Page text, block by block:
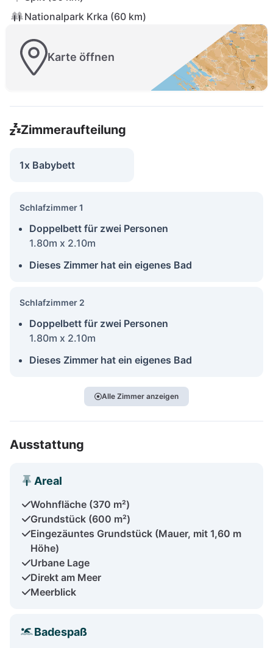
Nationalpark Krka (60 km)
Karte öffnen
Zimmeraufteilung
1x Babybett
Schlafzimmer 1
Doppelbett für zwei Personen
1.80m x 2.10m
Dieses Zimmer hat ein eigenes Bad
Schlafzimmer 2
Doppelbett für zwei Personen
1.80m x 2.10m
Dieses Zimmer hat ein eigenes Bad
Alle Zimmer anzeigen
Ausstattung
Areal
Wohnfläche (370 m²)
Grundstück (600 m²)
Eingezäuntes Grundstück (Mauer, mit 1,60 m
Höhe)
Urbane Lage
Direkt am Meer
Meerblick
Badespaß